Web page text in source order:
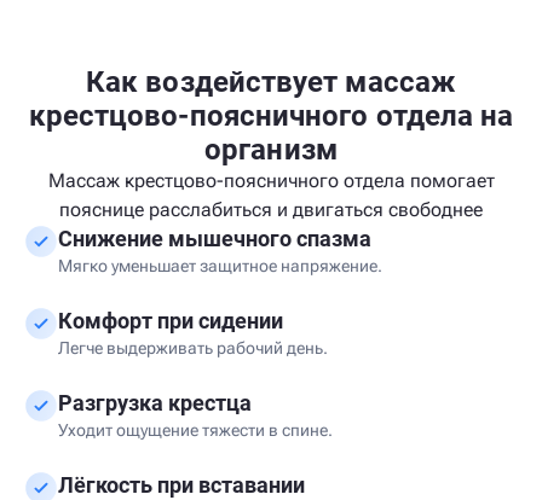
Как воздействует массаж
крестцово-поясничного отдела на
организм
Массаж крестцово-поясничного отдела помогает
пояснице расслабиться и двигаться свободнее
Снижение мышечного спазма
Мягко уменьшает защитное напряжение.
Комфорт при сидении
Легче выдерживать рабочий день.
Разгрузка крестца
Уходит ощущение тяжести в спине.
Лёгкость при вставании